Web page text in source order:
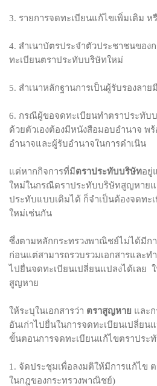
3. รายการจดทะเบียนแก้ไขเพิ่มเติม
4. สำเนาบัตรประจำตัวประชาชนของ
ทะเบียนตราประทับบริษัทใหม่
5. สำเนาหลักฐานการเป็นผู้รับรองลา
6. กรณีผู้ขอจดทะเบียนทำตราประทับ
ด้วยตัวเองต้องมีหนังสือมอบอำนาจ พ
อำนาจและผู้รับอำนาจในการดำเนิน
แต่หากกิจการที่มีตราประทับบริษัทอยู่
ใหม่ในกรณีตราประทับบริษัทสูญหายแ
ประทับแบบเดิมได้ ก็จำเป็นต้องจดทะ
ใหม่เช่นกัน
ซึ่งตามหลักกระทรวงพาณิชย์ไม่ได้มีก
ก่อนแต่สามารถรวบรวมเอกสารและ
ไปยื่นจดทะเบียนเปลี่ยนแปลงได้เลย
สูญหาย
ให้ระบุในเอกสารว่า ตราสูญหาย และ
อันเก่าไปยื่นในการจดทะเบียนเปลี่ยน
ขั้นตอนการจดทะเบียนแก้ไขตราประ
1. จัดประชุมเพื่อลงมติให้มีการแก้ไข
ในกฎของกระทรวงพาณิชย์)